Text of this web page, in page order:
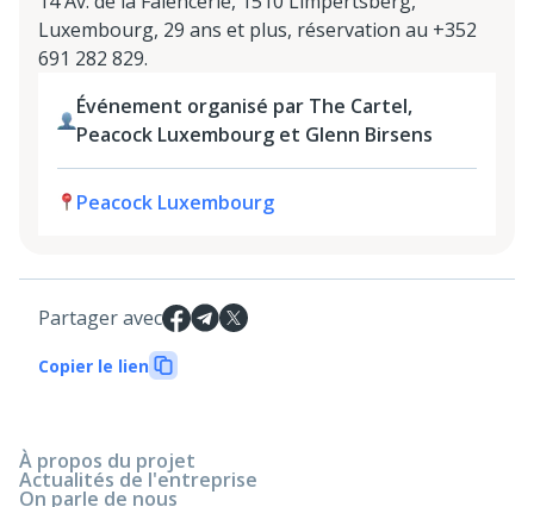
Luxembourg, 29 ans et plus, réservation au +352
691 282 829.
Événement organisé par The Cartel,
Peacock Luxembourg et Glenn Birsens
Peacock Luxembourg
Partager avec
Copier le lien
À propos du projet
Actualités de l'entreprise
On parle de nous